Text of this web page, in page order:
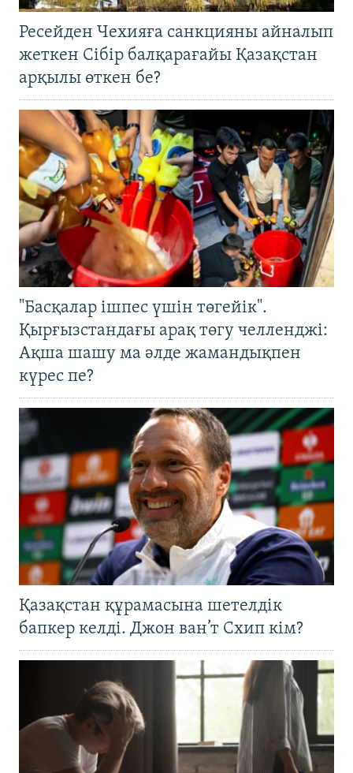
Ресейден Чехияға санкцияны айналып
жеткен Сібір балқарағайы Қазақстан
арқылы өткен бе?
"Басқалар ішпес үшін төгейік".
Қырғызстандағы арақ төгу челленджі:
Ақша шашу ма әлде жамандықпен
күрес пе?
Қазақстан құрамасына шетелдік
бапкер келді. Джон ван’т Схип кім?